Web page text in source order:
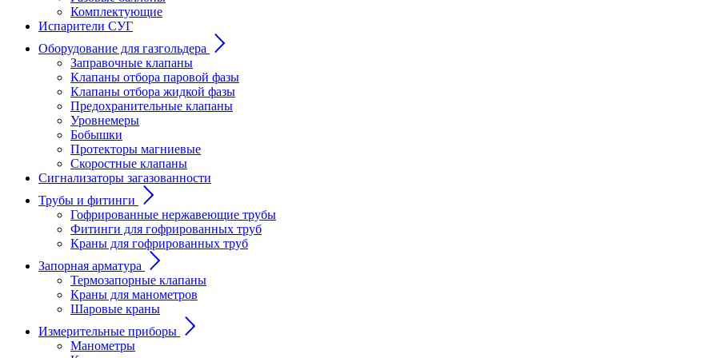
Комплектующие
Испарители СУГ
Оборудование для газгольдера
Заправочные клапаны
Клапаны отбора паровой фазы
Клапаны отбора жидкой фазы
Предохранительные клапаны
Уровнемеры
Бобышки
Протекторы магниевые
Скоростные клапаны
Сигнализаторы загазованности
Трубы и фитинги
Гофрированные нержавеющие трубы
Фитинги для гофрированных труб
Краны для гофрированных труб
Запорная арматура
Термозапорные клапаны
Краны для манометров
Шаровые краны
Измерительные приборы
Манометры